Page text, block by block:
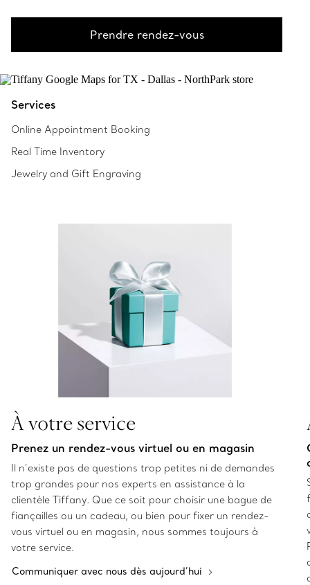
Prendre rendez-vous
Services
Online Appointment Booking
Real Time Inventory
Jewelry and Gift Engraving
À votre service
Prenez un rendez-vous virtuel ou en magasin
Il n’existe pas de questions trop petites ni de demandes
trop grandes pour nos experts en assistance à la
clientèle Tiffany. Que ce soit pour choisir une bague de
fiançailles ou un cadeau, ou bien pour fixer un rendez-
vous virtuel ou en magasin, nous sommes toujours à
votre service.
Communiquer avec nous dès aujourd’hui